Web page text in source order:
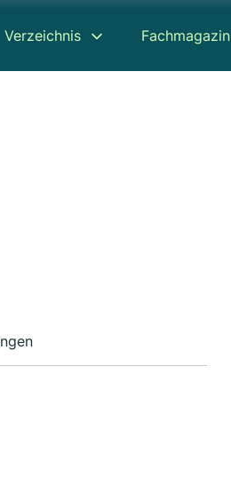
Verzeichnis Fachmagazin